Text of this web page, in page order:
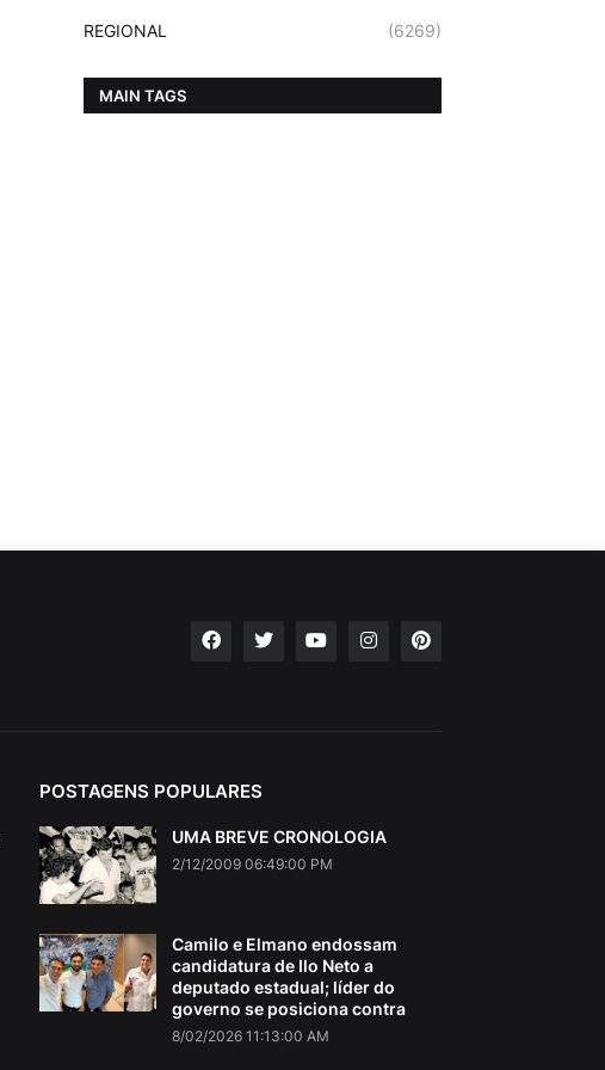
REGIONAL (6269)
MAIN TAGS
POSTAGENS POPULARES
UMA BREVE CRONOLOGIA
2/12/2009 06:49:00 PM
Camilo e Elmano endossam
candidatura de Ilo Neto a
deputado estadual; líder do
governo se posiciona contra
8/02/2026 11:13:00 AM